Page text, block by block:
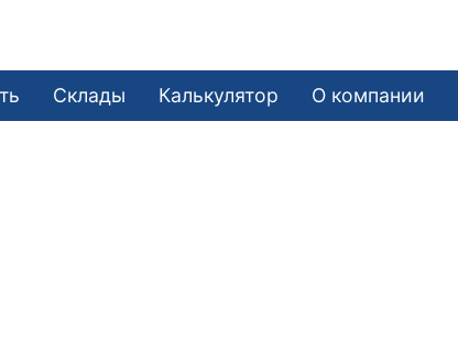
Склады Калькулятор О компании